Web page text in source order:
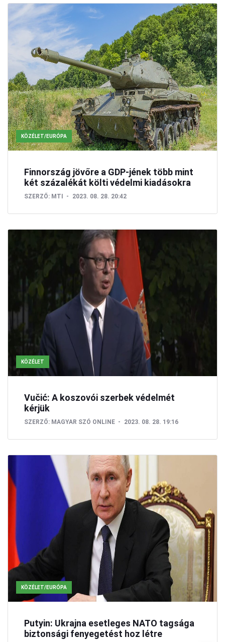
KÖZÉLET/EURÓPA
Finnország jövőre a GDP-jének több mint
két százalékát költi védelmi kiadásokra
SZERZŐ: MTI 2023. 08. 28. 20:42
KÖZÉLET
Vučić: A koszovói szerbek védelmét
kérjük
SZERZŐ: MAGYAR SZÓ ONLINE 2023. 08. 28. 19:16
KÖZÉLET/EURÓPA
Putyin: Ukrajna esetleges NATO tagsága
biztonsági fenyegetést hoz létre